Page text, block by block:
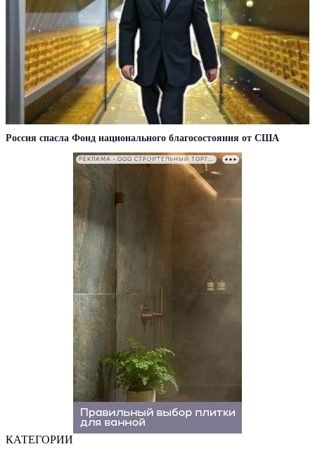
Россия спасла Фонд национального благосостояния от США
РЕКЛАМА • ООО СТРОИТЕЛЬНЫЙ ТОРГОВЫЙ ДОМ «ПЕТРОВИЧ». ИНН: 7802348846
КАТЕГОРИИ